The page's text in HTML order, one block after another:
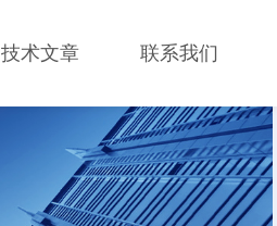
技术文章 联系我们